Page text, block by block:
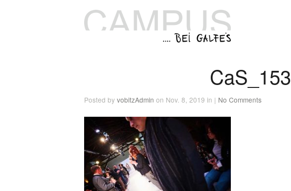
CaS_153
Posted by vobitzAdmin on Nov. 8, 2019 in | No Comments